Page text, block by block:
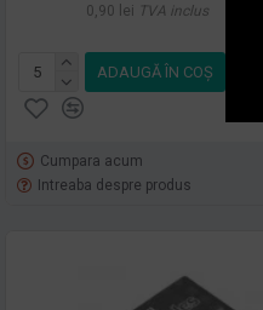
0,90 lei TVA inclus
ADAUGĂ ÎN COŞ
Cumpara acum
Intreaba despre produs